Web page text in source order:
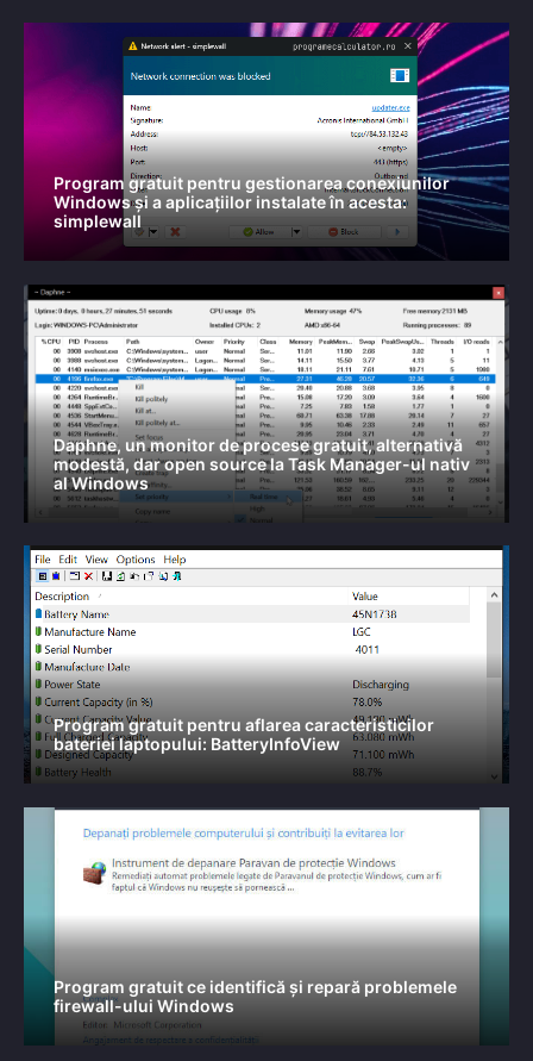
Program gratuit pentru gestionarea conexiunilor
Windows și a aplicațiilor instalate în acesta:
simplewall
Daphne, un monitor de procese gratuit, alternativă
modestă, dar open source la Task Manager-ul nativ
al Windows
Program gratuit pentru aflarea caracteristicilor
bateriei laptopului: BatteryInfoView
Program gratuit ce identifică și repară problemele
firewall-ului Windows